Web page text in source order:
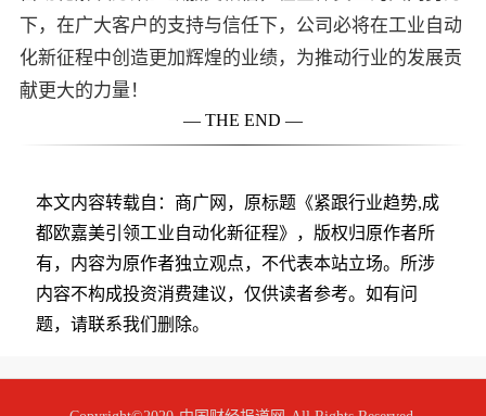
下，在广大客户的支持与信任下，公司必将在工业自动
化新征程中创造更加辉煌的业绩，为推动行业的发展贡
献更大的力量！
— THE END —
本文内容转载自：商广网，原标题《紧跟行业趋势,成
都欧嘉美引领工业自动化新征程》，版权归原作者所
有，内容为原作者独立观点，不代表本站立场。所涉
内容不构成投资消费建议，仅供读者参考。如有问
题，请联系我们删除。